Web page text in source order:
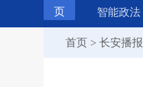
页
智能政法
首页 > 长安播报